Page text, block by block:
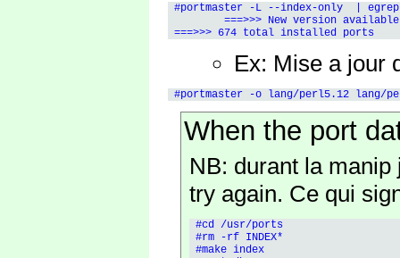
#portmaster -L --index-only  |
===>>> New version
Ex: Mise a jour
When the port
NB: durant la
try again. Ce qui
#cd /usr/ports
#rm -rf INDEX*
#make index